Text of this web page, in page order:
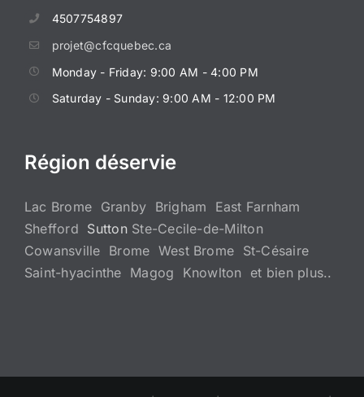
4507754897
projet@cfcquebec.ca
Monday - Friday: 9:00 AM - 4:00 PM
Saturday - Sunday: 9:00 AM - 12:00 PM
Région déservie
Lac Brome Granby Brigham East Farnham
Shefford SuttonSte-Cecile-de-Milton
Cowansville Brome West Brome St-Césaire
Saint-hyacinthe Magog Knowlton et bien plus..